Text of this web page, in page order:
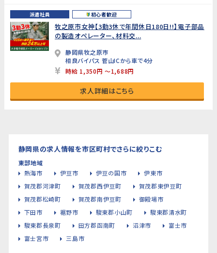
派遣社員 初心者歓迎
牧之原市女神【3勤3休で年間休日180日!!】電子部品
の製造オペレーター、材料交...
静岡県牧之原市
相良バイパス 菅山ICから車で4分
時給 1,350円 ～1,688円
求人詳細はこちら
静岡県の求人情報を市区町村でさらに絞りこむ
東部地域
熱海市
伊豆市 伊豆の国市
伊東市
賀茂郡河津町
賀茂郡西伊豆町
賀茂郡東伊豆町
賀茂郡松崎町
賀茂郡南伊豆町
御殿場市
下田市
裾野市 駿東郡小山町
駿東郡清水町
駿東郡長泉町
田方郡函南町 沼津市
富士市
富士宮市
三島市